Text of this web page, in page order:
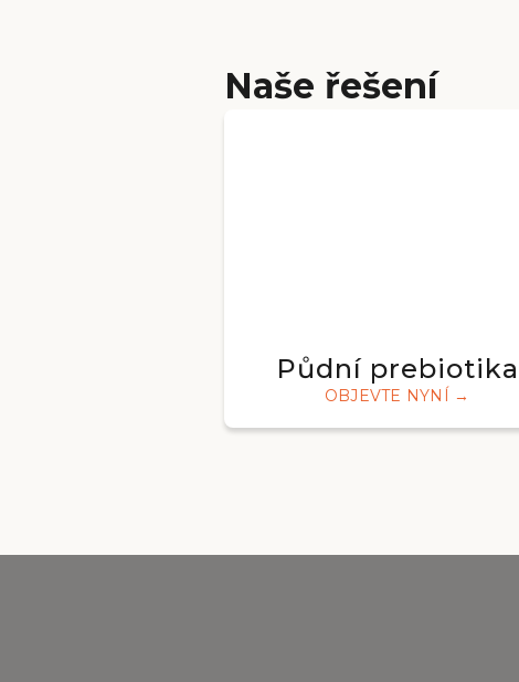
Naše řešení
Půdní prebiotika
OBJEVTE NYNÍ →